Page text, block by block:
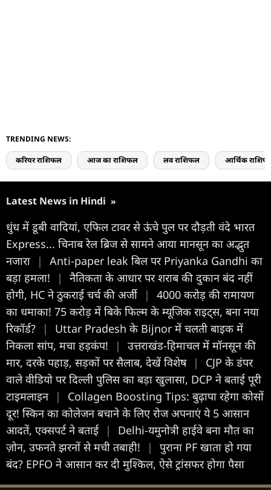
TRENDING NEWS:
करियर राशिफल आज का राशिफल लव राशिफल आर्थिक
Latest News in Hindi »
धुंध में डूबी वादियां, एफिल टावर से ऊंचे पुल पर दौड़ती वंदे भारत
Express... चिनाब रेल ब्रिज से सामने आया मानसून का अद्भुत
नजारा
|
Anti-paper leak बिल पर Priyanka Gandhi का
बड़ा हमला!
|
नैतिकता के आधार पर शराब की दुकान बंद नहीं
होगी, HC ने ठुकराई चर्च की अर्जी |
4000 करोड़ की रामायण
का धमाका! 75 करोड़ में बिके फिल्म के म्यूजिक राइट्स, बना नया
रिकॉर्ड?
|
Uttar Pradesh के Bijnor में चलती बाइक में
निकला सांप, मचा हड़कंप!
|
उत्तराखंड-हिमाचल में मॉनसून की
मार, दरके पहाड़, सड़कों पर सैलाब, देखें विशेष |
CJP के डंपर
वाले वीडियो पर दिल्ली पुलिस का बड़ा खुलासा, DCP ने बताई पूरी
टाइमलाइन |
Collagen Boosting Tips: बुढ़ापा रहेगा कोसों
दूर! स्किन का कोलेजन बचाने के लिए रोज अपनाएं ये 5 आसान
आदतें, एक्सपर्ट ने बताई
|
Delhi-यमुनोत्री हाईवे बना मौत का
ज़ोन, उफनते झरनों से मची तबाही!
|
पुराना PF खाता हो गया
बंद? EPFO ने आसान कर दी मुश्किल, ऐसे ट्रांसफर होगा पैसा